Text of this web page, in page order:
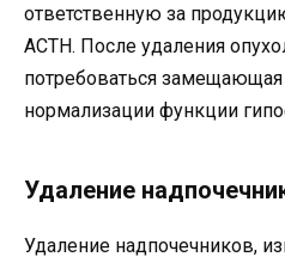
ответственную за
ACTH. После удаления
потребоваться
нормализации функции
Удаление
Удаление надпочечников,